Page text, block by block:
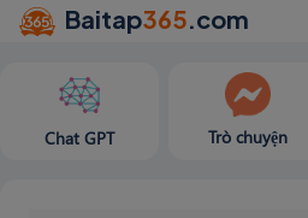
Baitap365.com
Chat GPT Trò chuyện